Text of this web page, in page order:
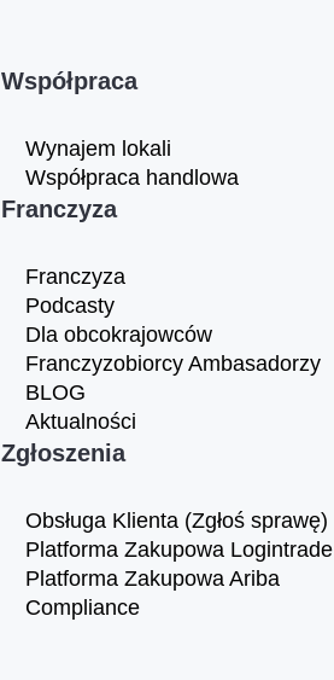
Współpraca
Wynajem lokali
Współpraca handlowa
Franczyza
Franczyza
Podcasty
Dla obcokrajowców
Franczyzobiorcy Ambasadorzy
BLOG
Aktualności
Zgłoszenia
Obsługa Klienta (Zgłoś sprawę)
Platforma Zakupowa Logintrade
Platforma Zakupowa Ariba
Compliance